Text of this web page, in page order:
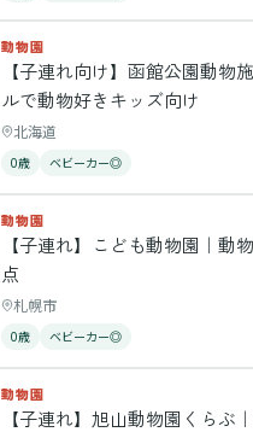
動物園
【子連れ向け】函館公園動物
ルで動物好きキッズ向け
北海道
0歳 ベビーカー◎
動物園
【子連れ】こども動物園｜動
点
札幌市
0歳 ベビーカー◎
動物園
【子連れ】旭山動物園くらぶ